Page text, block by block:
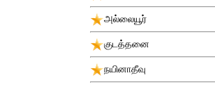
அல்லையூர்
குடத்தனை
நயினாதீவு